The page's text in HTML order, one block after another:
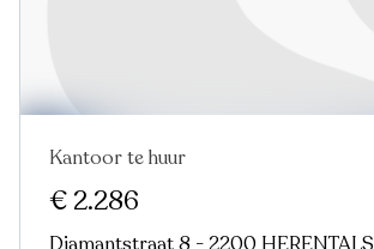
Kantoor te huur
€ 2.286